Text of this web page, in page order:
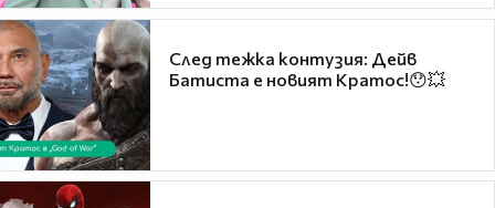
След тежка контузия: Дейв
Батиста е новият Кратос!😯💥